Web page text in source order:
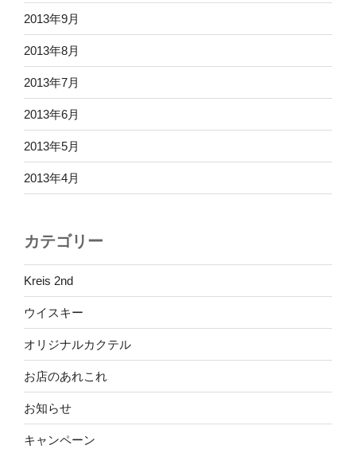
2013年9月
2013年8月
2013年7月
2013年6月
2013年5月
2013年4月
カテゴリー
Kreis 2nd
ウイスキー
オリジナルカクテル
お店のあれこれ
お知らせ
キャンペーン